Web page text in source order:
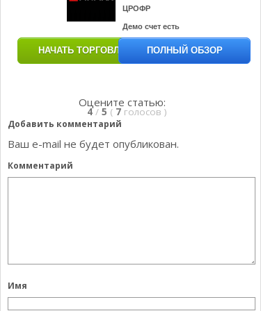
ЦРОФР
Демо счет есть
НАЧАТЬ ТОРГОВЛЮ ПОЛНЫЙ ОБЗОР
Оцените статью:
4 / 5 ( 7 голосов )
Добавить комментарий
Ваш e-mail не будет опубликован.
Комментарий
Имя